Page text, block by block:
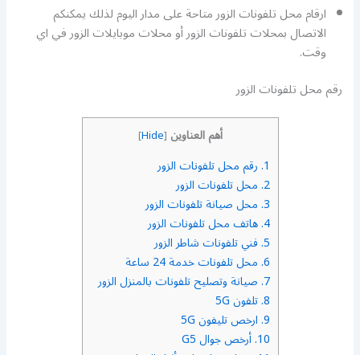
ارقام محل تلفونات الزور متاحة على مدار اليوم لذلك يمكنكم
الاتصال بمحلات تلفونات الزور أو محلات موبايلات الزور في اي
وقت.
رقم محل تلفونات الزور
أهم العناوين [
Hide
]
1. رقم محل تلفونات الزور
2. محل تلفونات الزور
3. محل صيانة تلفونات الزور
4. هاتف محل تلفونات الزور
5. فني تلفونات شاطر الزور
6. محل تلفونات خدمة 24 ساعة
7. صيانة وتصليح تلفونات بالمنزل الزور
8. تلفون 5G
9. ارخص تليفون 5G
10. أرخص جوال G5